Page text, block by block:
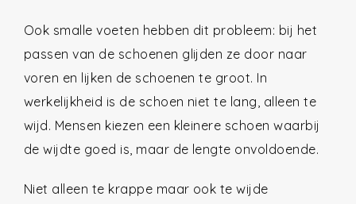
Ook smalle voeten hebben dit probleem: bij het
passen van de schoenen glijden ze door naar
voren en lijken de schoenen te groot. In
werkelijkheid is de schoen niet te lang, alleen te
wijd. Mensen kiezen een kleinere schoen waarbij
de wijdte goed is, maar de lengte onvoldoende.
Niet alleen te krappe maar ook te wijde